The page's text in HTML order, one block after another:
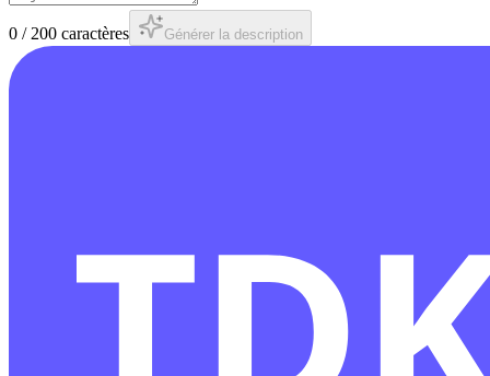
0 / 200 caractères Générer la description